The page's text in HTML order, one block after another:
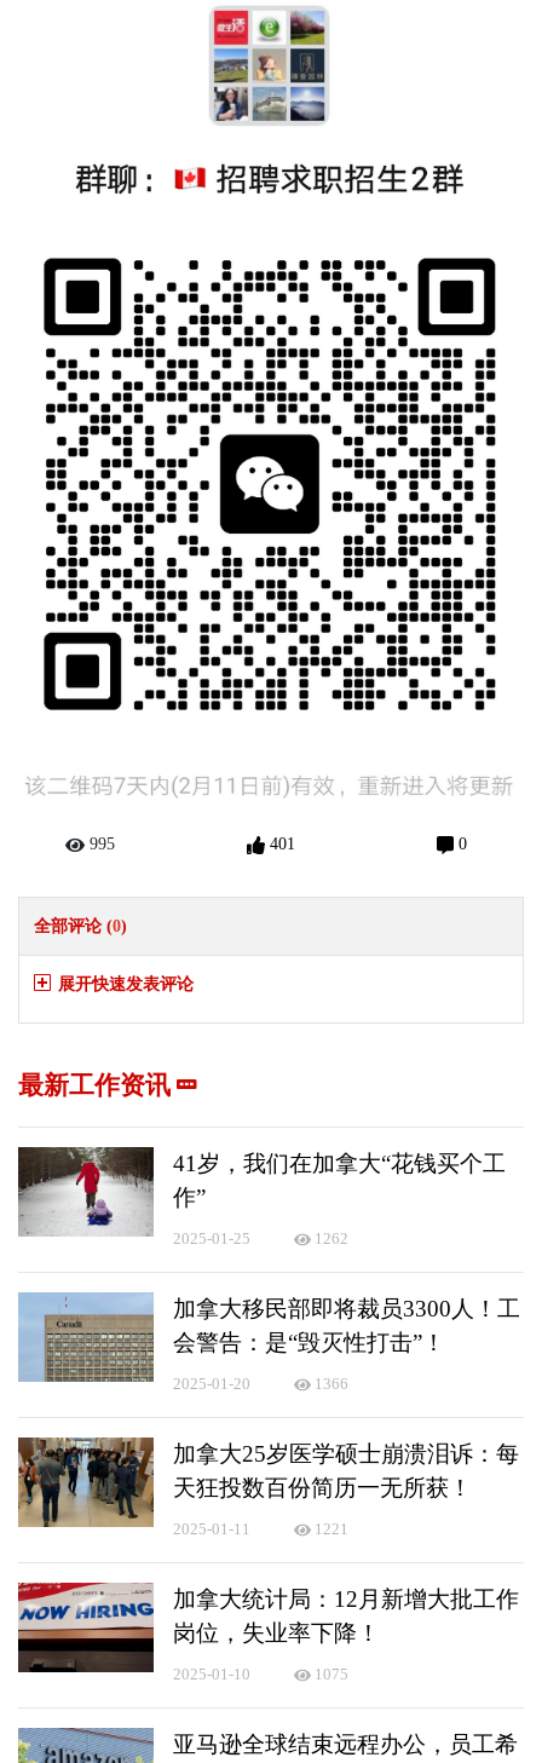
995 401 0
全部评论 (0)
展开快速发表评论
最新工作资讯
41岁，我们在加拿大“花钱买个工
作”
2025-01-25 1262
加拿大移民部即将裁员3300人！工
会警告：是“毁灭性打击”！
2025-01-20 1366
加拿大25岁医学硕士崩溃泪诉：每
天狂投数百份简历一无所获！
2025-01-11 1221
加拿大统计局：12月新增大批工作
岗位，失业率下降！
2025-01-10 1075
亚马逊全球结束远程办公，员工希